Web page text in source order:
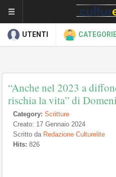
UTENTI
“Anche nel 2023 a
rischia la vita” di
Category: Scritture
Creato: 17 Gennaio 2024
Scritto da Redazione Culturelite
Hits: 826